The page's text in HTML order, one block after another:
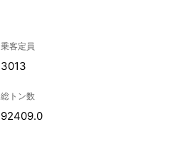
乗客定員
3013
総トン数
92409.0